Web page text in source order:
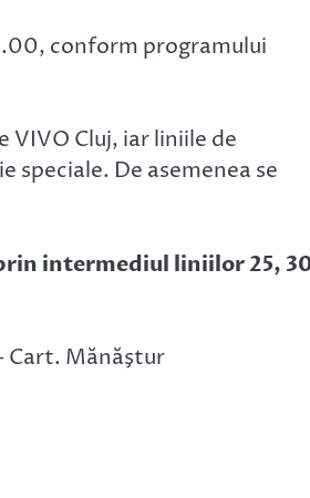
conform programului
VIVO Cluj, iar liniile de
speciale. De asemenea se
intermediul liniilor 25,
Cart. Mănăştur